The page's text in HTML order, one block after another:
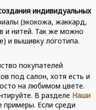
индивидуальных
(экокожа, жаккард,
и нитей. Так же можно
и вышивку логотипа.
покупателей
под салон, хотя есть и
на любимом цвете.
В разделе Наши
Если среди